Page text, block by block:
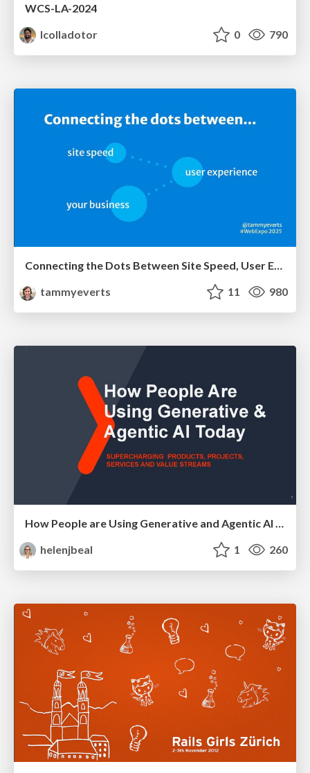
WCS-LA-2024
lcolladotor
0 790
Connecting the Dots Between Site Speed, User Experience & Your Business [WebExpo 2025]
tammyeverts
11 980
helenjbeal
1 260